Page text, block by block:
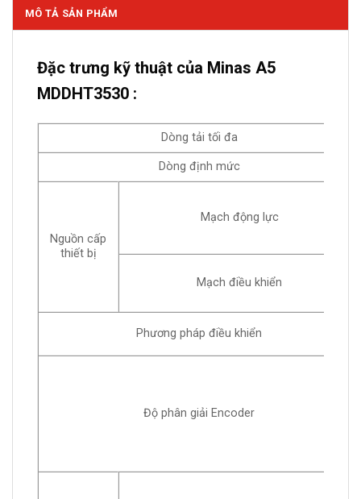
MÔ TẢ SẢN PHẨM
Đặc trưng kỹ thuật của Minas A5
MDDHT3530 :
Dòng tải tối đa
Dòng định mức
Nguồn cấp
thiết bị
Mạch động lực
Mạch điều khiển
Phương pháp điều khiển
Độ phân giải Encoder